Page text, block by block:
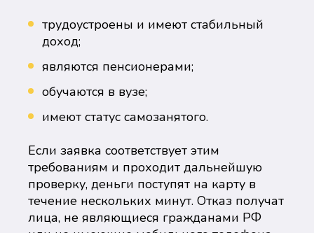
трудоустроены и имеют стабильный
доход;
являются пенсионерами;
обучаются в вузе;
имеют статус самозанятого.
Если заявка соответствует этим
требованиям и проходит дальнейшую
проверку, деньги поступят на карту в
течение нескольких минут. Отказ получат
лица, не являющиеся гражданами РФ